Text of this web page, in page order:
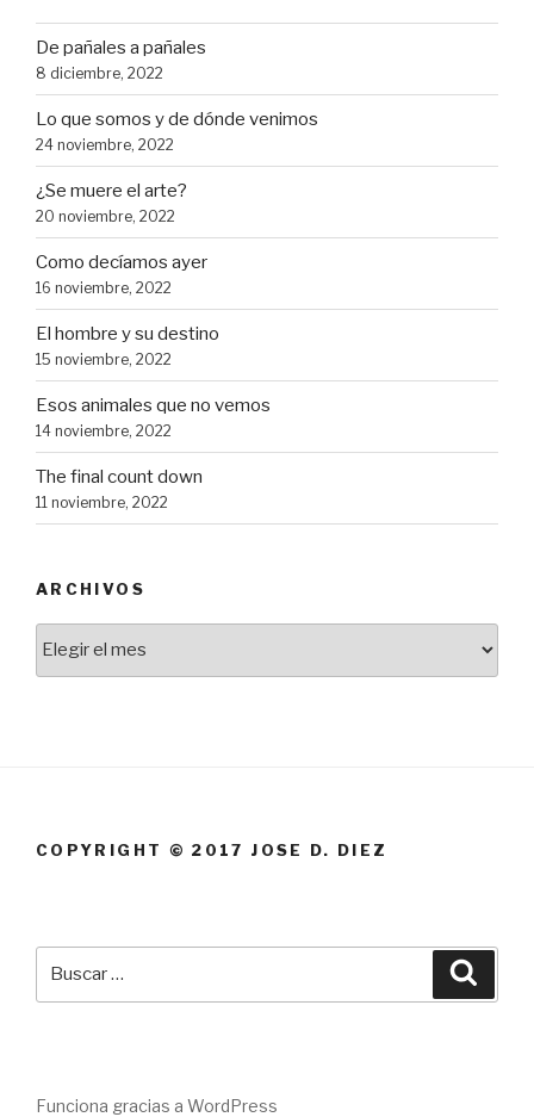
De pañales a pañales
8 diciembre, 2022
Lo que somos y de dónde venimos
24 noviembre, 2022
¿Se muere el arte?
20 noviembre, 2022
Como decíamos ayer
16 noviembre, 2022
El hombre y su destino
15 noviembre, 2022
Esos animales que no vemos
14 noviembre, 2022
The final count down
11 noviembre, 2022
ARCHIVOS
COPYRIGHT © 2017 JOSE D. DIEZ
Funciona gracias a WordPress